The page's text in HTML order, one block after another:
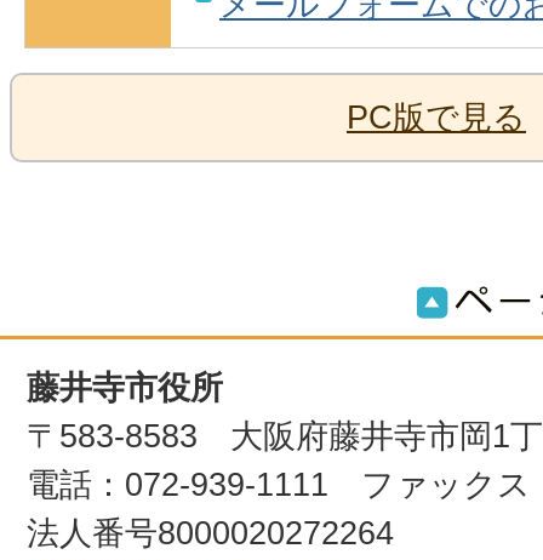
PC版で見る
藤井寺市役所
〒583-8583 大阪府藤井寺市岡1
電話：072-939-1111 ファックス
法人番号8000020272264